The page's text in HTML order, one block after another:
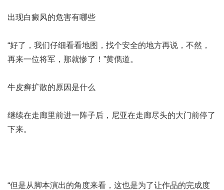
出现白癜风的危害有哪些
“好了，我们仔细看看地图，找个安全的地方再说，不然，
再来一位将军，那就惨了！”黄儁道。
牛皮癣扩散的原因是什么
继续在走廊里前进一阵子后，尼亚在走廊尽头的大门前停了
下来。
“但是从脚本演出的角度来看，这也是为了让作品的完成度